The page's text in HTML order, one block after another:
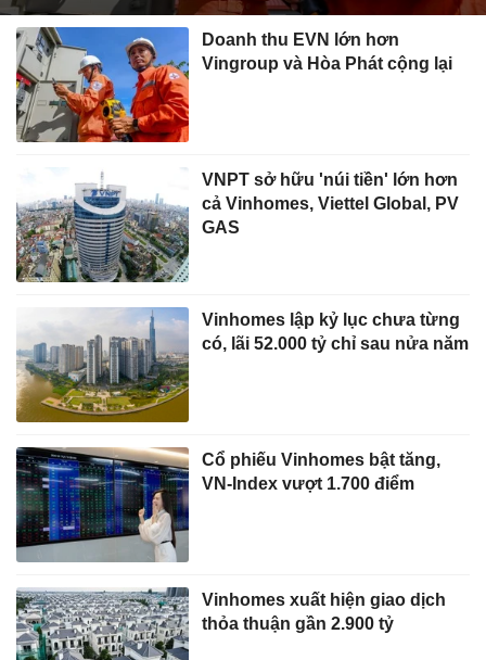
Doanh thu EVN lớn hơn
Vingroup và Hòa Phát cộng lại
VNPT sở hữu 'núi tiền' lớn hơn
cả Vinhomes, Viettel Global, PV
GAS
Vinhomes lập kỷ lục chưa từng
có, lãi 52.000 tỷ chỉ sau nửa năm
Cổ phiếu Vinhomes bật tăng,
VN-Index vượt 1.700 điểm
Vinhomes xuất hiện giao dịch
thỏa thuận gần 2.900 tỷ